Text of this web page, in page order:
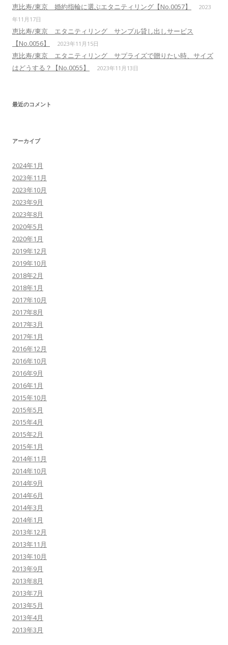
恵比寿/東京 婚約指輪に選ぶエタニティリング【No.0057】
2023
年11月17日
恵比寿/東京 エタニティリング サンプル貸し出しサービス
【No.0056】
2023年11月15日
恵比寿/東京 エタニティリング サプライズで贈りたい時、サイズ
はどうする？【No.0055】
2023年11月13日
最近のコメント
アーカイブ
2024年1月
2023年11月
2023年10月
2023年9月
2023年8月
2020年5月
2020年1月
2019年12月
2019年10月
2018年2月
2018年1月
2017年10月
2017年8月
2017年3月
2017年1月
2016年12月
2016年10月
2016年9月
2016年1月
2015年10月
2015年5月
2015年4月
2015年2月
2015年1月
2014年11月
2014年10月
2014年9月
2014年6月
2014年3月
2014年1月
2013年12月
2013年11月
2013年10月
2013年9月
2013年8月
2013年7月
2013年5月
2013年4月
2013年3月